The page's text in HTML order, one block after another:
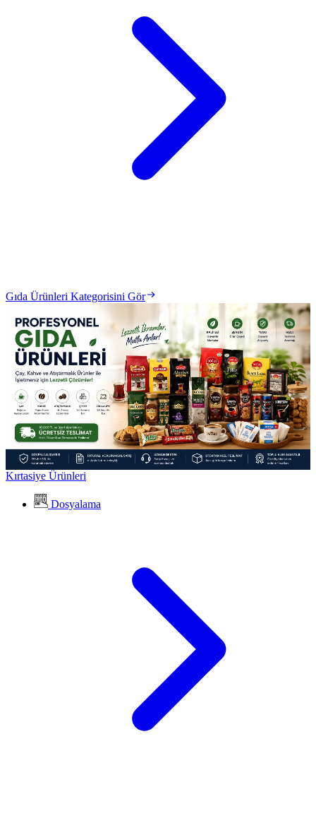
Gıda Ürünleri Kategorisini Gör
Kırtasiye Ürünleri
Dosyalama